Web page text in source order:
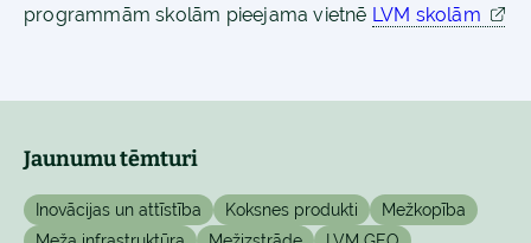
programmām skolām pieejama vietnē LVM skolām
Jaunumu tēmturi
Inovācijas un attīstība Koksnes produkti
Mežkopība